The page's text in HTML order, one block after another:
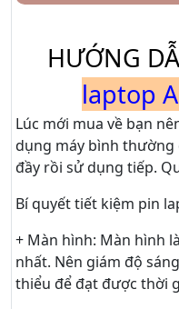
HƯỚNG
laptop
Lúc mới mua về bạn
dụng máy bình thường
đầy rồi sử dụng tiếp.
Bí quyết tiết kiệm pin
+ Màn hình: Màn hình
nhất. Nên giám độ
thiểu để đạt được thời